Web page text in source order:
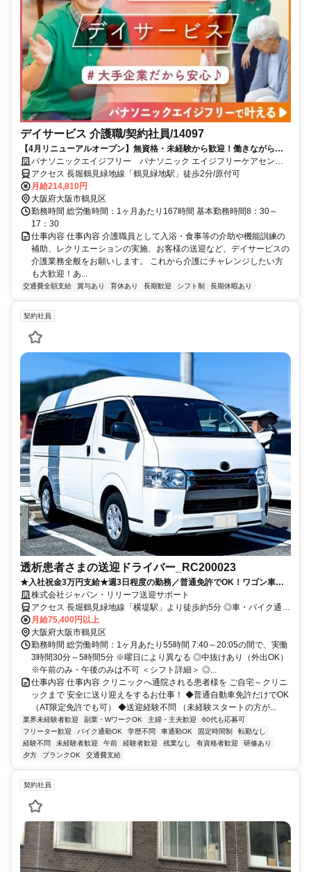
デイサービス 介護職/契約社員/14097
【4月リニューアルオープン】無資格・未経験から歓迎！働きながら無
料で資格取得できます！正社員への登用制度もあります。充実した研修
制度であなたのキャリアアップを応援します！
パナソニックエイジフリー パナソニック エイジフリーケアセンタ
ー鶴見緑地・デイサービス
アクセス 長堀鶴見緑地線「鶴見緑地駅」徒歩2分/原付可
月給214,810円
大阪府大阪市鶴見区
勤務時間 総労働時間：1ヶ月あたり167時間 基本勤務時間8：30～
17：30
仕事内容 仕事内容 介護職員として入浴・食事等の介助や機能訓練の
補助、レクリエーションの実施、お客様の送迎など、デイサービスの
介護業務全般をお願いします。 これから介護にチャレンジしたい方
も大歓迎！あ...
交通費全額支給 賞与あり 育休あり 長期歓迎 シフト制 長期休暇あり
契約社員
透析患者さまの送迎ドライバー_RC200023
★入社祝金3万円支給★週3日程度の勤務／普通免許でOK！ワゴン車で
送迎◎業界未経験歓迎★シニア世代まで幅広く活躍中！
株式会社ジャパン・リリーフ送迎サポート
アクセス 長堀鶴見緑地線「横堤駅」より徒歩約5分 ◎車・バイク通勤
可（無料駐車場完備）
月給75,400円以上
大阪府大阪市鶴見区
勤務時間 総労働時間：1ヶ月あたり55時間 7:40～20:05の間で、実働
3時間30分～5時間5分 ※曜日により異なる ◎中抜けあり（外出OK）
※午前のみ・午後のみは不可 ＜シフト詳細＞ ◎...
仕事内容 仕事内容 クリニックへ通院される患者様を ご自宅～クリニ
ックまで 安全に送り迎えをするお仕事！ ◆普通自動車免許だけでOK
（AT限定免許でも可） ◆送迎経験不問 （未経験スタートの方が...
業界未経験者歓迎 副業・WワークOK 主婦・主夫歓迎
60代も応募可
フリーター歓迎
バイク通勤OK 学歴不問 車通勤OK 固定時間制
転勤なし
経験不問
未経験者歓迎 午前 経験者歓迎 残業なし 有資格者歓迎
研修あり
夕方
ブランクOK 交通費支給
契約社員